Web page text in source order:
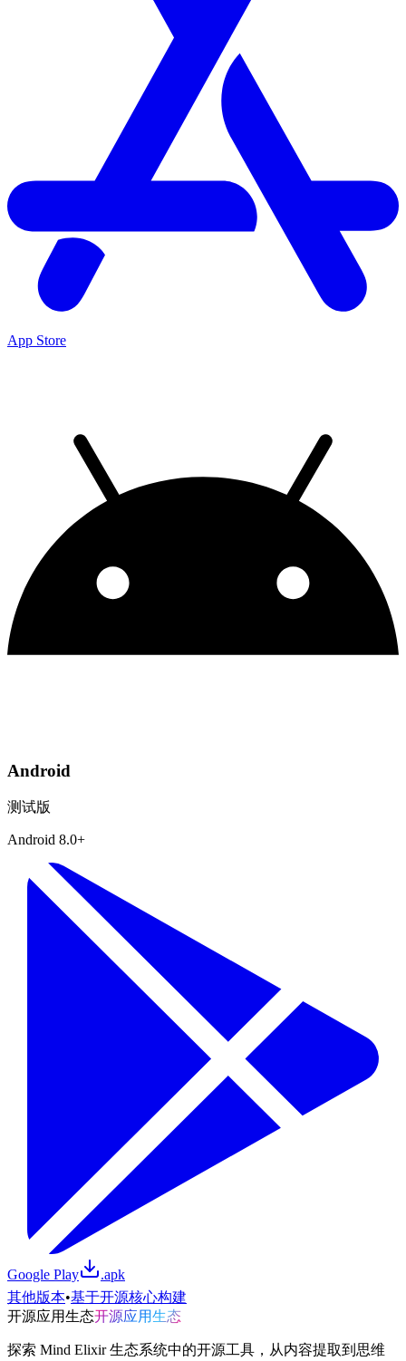
App Store
Android
测试版
Android 8.0+
Google Play
.apk
其他版本•基于开源核心构建
开源应用生态开源应用生态
探索 Mind Elixir 生态系统中的开源工具，从内容提取到思维